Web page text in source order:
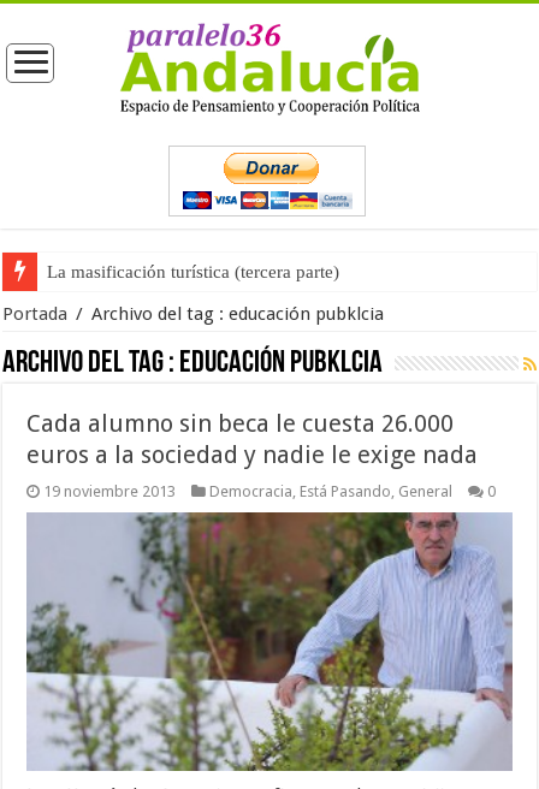
La masificación turística (tercera parte)
Portada / Archivo del tag :educación pubklcia
Archivo del tag : educación pubklcia
Cada alumno sin beca le cuesta 26.000
euros a la sociedad y nadie le exige nada
19 noviembre 2013 Democracia, Está Pasando, General 0